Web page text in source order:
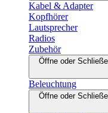
Kabel & Adapter
Kopfhörer
Lautsprecher
Radios
Zubehör
Öffne oder
Beleuchtung
Öffne oder